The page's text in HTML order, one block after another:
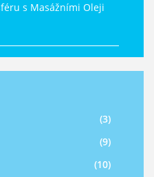
s Masážními Oleji
(3)
(9)
(10)